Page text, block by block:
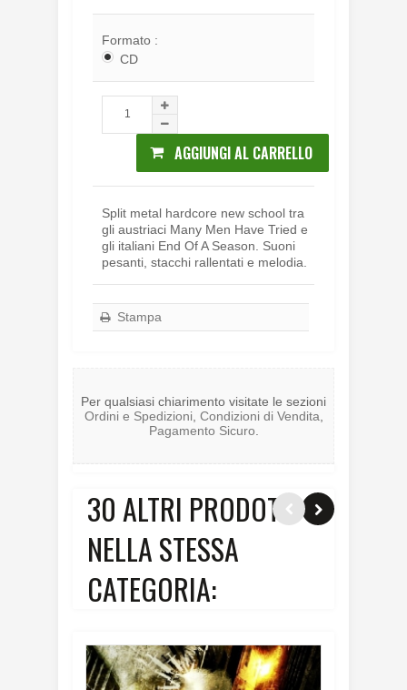
Formato :
CD
AGGIUNGI AL CARRELLO
Split metal hardcore new school tra
gli austriaci Many Men Have Tried e
gli italiani End Of A Season. Suoni
pesanti, stacchi rallentati e melodia.
Stampa
Per qualsiasi chiarimento visitate le sezioni
Ordini e Spedizioni Condizioni di Vendita
Pagamento Sicuro
30 ALTRI PRODOTTI
NELLA STESSA
CATEGORIA: